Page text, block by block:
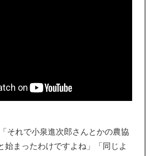
それで小泉進次郎さんとかの農協
始まったわけですよね」「同じよ